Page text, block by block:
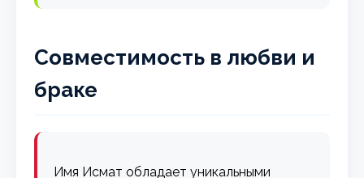
Совместимость в любви и
браке
Имя Исмат обладает уникальными